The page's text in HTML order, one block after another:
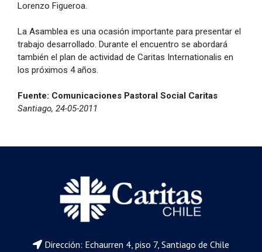
Lorenzo Figueroa.
La Asamblea es una ocasión importante para presentar el
trabajo desarrollado. Durante el encuentro se abordará
también el plan de actividad de Caritas Internationalis en
los próximos 4 años.
Fuente: Comunicaciones Pastoral Social Caritas
Santiago, 24-05-2011
Dirección: Echaurren 4, piso 7, Santiago de Chile